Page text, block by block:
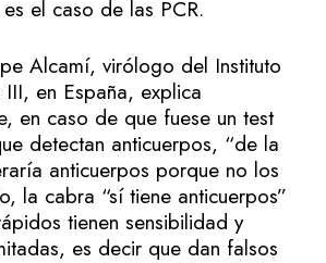
el caso de las PCR.
Alcamí, virólogo del Instituto
en España, explica
en caso de que fuese un test
detectan anticuerpos, “de la
anticuerpos porque no los
la cabra “sí tiene anticuerpos”
tienen sensibilidad y
es decir que dan falsos